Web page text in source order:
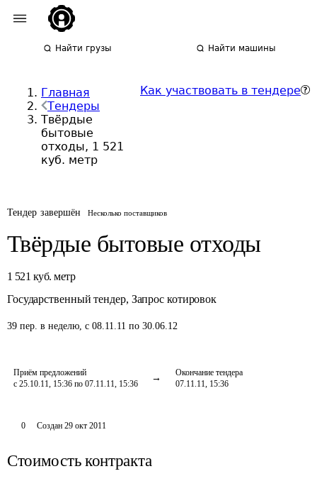
Найти грузы Найти машины
Главная
Тендеры
Твёрдые
бытовые
отходы, 1 521
куб. метр
Как участвовать в тендере
Тендер завершён Несколько поставщиков
Твёрдые бытовые отходы
1 521 куб. метр
Государственный тендер, Запрос котировок
39 пер. в неделю, с 08.11.11 по 30.06.12
Приём предложений
с 25.10.11, 15:36 по 07.11.11, 15:36
Окончание тендера
07.11.11, 15:36
0 Создан 29 окт 2011
Стоимость контракта